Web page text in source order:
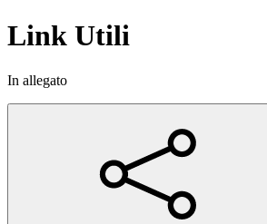
Link Utili
In allegato